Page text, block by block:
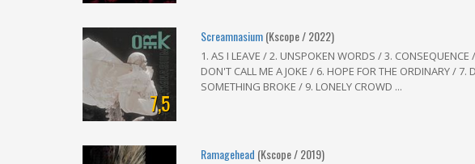
7,5
Screamnasium(Kscope / 2022)
1. AS I LEAVE / 2. UNSPOKEN WORDS / 3. CONSEQUENCE
DON'T CALL ME A JOKE / 6. HOPE FOR THE ORDINARY / 7.
SOMETHING BROKE / 9. LONELY CROWD ...
Ramagehead (Kscope / 2019)